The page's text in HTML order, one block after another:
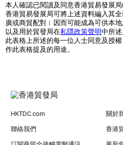
本人確認已閱讀及同意香港貿易發展局
香港貿易發展局可將上述資料編入其
廣或商貿配對﹝因而可能成為可供本
以及用於貿發局在私隱政策聲明中所
此表格上所述的每一位人士同意及授
作此表格提及的用途。
HKTDC.com 關於
聯絡我們 香港